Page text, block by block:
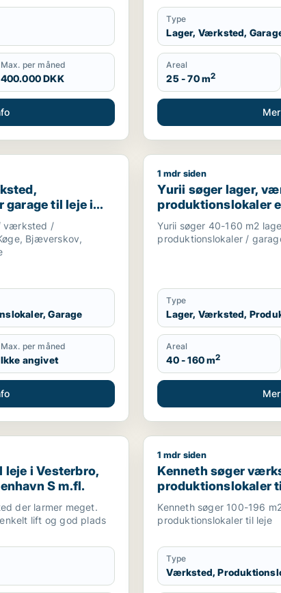
Max. per måned
400.000 DKK
Type
Lager, Værksted,
Areal
25 - 70 m2
produktionslokaler eller garage til leje i Køge,
garage til leje i
m.fl.
værksted /
Bjæverskov,
Garage
Max. per måned
Ikke angivet
Yurii søger lager,
1 mdr siden
Yurii søger lager,
produktionslokaler
Region Sjælland
Yurii søger 40-160 m2
produktionslokaler /
Type
Lager, Værksted,
Areal
40 - 160 m2
i Vesterbro, Frederiksberg eller København S m.fl.
i Vesterbro,
S m.fl.
der larmer meget.
lift og god plads
Kenneth søger
1 mdr siden
Kenneth søger
produktionslokaler
Greve eller Ølstykke
Kenneth søger 100-196
produktionslokaler til leje
Type
Værksted,